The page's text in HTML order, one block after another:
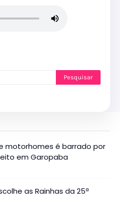
motorhomes é barrado por
em Garopaba
as Rainhas da 25ª